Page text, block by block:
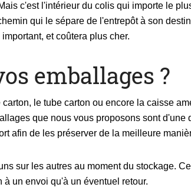
c'est l'intérieur du colis qui importe le
qui le sépare de l'entrepôt à son
et coûtera plus cher.
emballages ?
le tube carton ou encore la caisse
que nous vous proposons sont d'une
afin de les préserver de la meilleure
sur les autres au moment du stockage.
un envoi qu'à un éventuel retour.